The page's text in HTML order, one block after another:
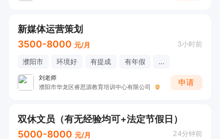
新媒体运营策划
3500-8000 元/月 3小时前
濮阳市 环境好 有提成 有年假 ...
刘老师
濮阳市华龙区睿思源教育培训中心有限公司
申请
双休文员（有无经验均可+法定节假日）
5000-8000 元/月 24分钟前